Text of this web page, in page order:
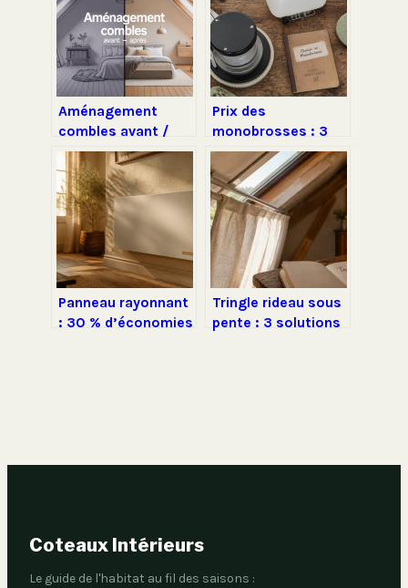
Aménagement
combles avant /
après : idées,
budget et résultats
réalistes
Prix des
monobrosses : 3
leviers techniques
qui font varier votre
investissement de
600 € à 1 500 €
Panneau rayonnant
: 30 % d’économies
Tringle rideau sous
pente : 3 solutions
Coteaux Intérieurs
Le guide de l'habitat au fil des saisons :